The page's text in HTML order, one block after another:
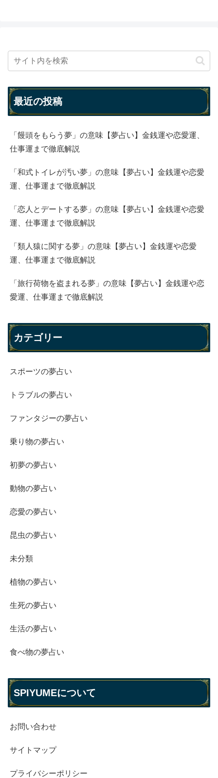
最近の投稿
「饅頭をもらう夢」の意味【夢占い】金銭運や恋愛運、
仕事運まで徹底解説
「和式トイレが汚い夢」の意味【夢占い】金銭運や恋愛
運、仕事運まで徹底解説
「恋人とデートする夢」の意味【夢占い】金銭運や恋愛
運、仕事運まで徹底解説
「類人猿に関する夢」の意味【夢占い】金銭運や恋愛
運、仕事運まで徹底解説
「旅行荷物を盗まれる夢」の意味【夢占い】金銭運や恋
愛運、仕事運まで徹底解説
カテゴリー
スポーツの夢占い
トラブルの夢占い
ファンタジーの夢占い
乗り物の夢占い
初夢の夢占い
動物の夢占い
恋愛の夢占い
昆虫の夢占い
未分類
植物の夢占い
生死の夢占い
生活の夢占い
食べ物の夢占い
SPIYUMEについて
お問い合わせ
サイトマップ
プライバシーポリシー